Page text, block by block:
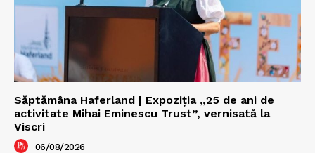
Săptămâna Haferland | Expoziţia „25 de ani de
activitate Mihai Eminescu Trust”, vernisată la
Viscri
06/08/2026